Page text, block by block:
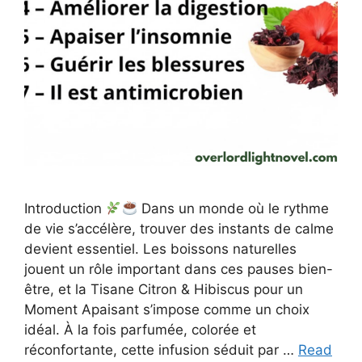
Introduction
Dans un monde où le rythme
de vie s’accélère, trouver des instants de calme
devient essentiel. Les boissons naturelles
jouent un rôle important dans ces pauses bien-
être, et la Tisane Citron & Hibiscus pour un
Moment Apaisant s’impose comme un choix
idéal. À la fois parfumée, colorée et
réconfortante, cette infusion séduit par … Read